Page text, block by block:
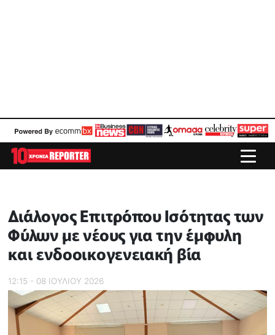
Διάλογος Επιτρόπου Ισότητας των
Φύλων με νέους για την έμφυλη
και ενδοοικογενειακή βία
12:15 - 08 ΙΟΥΛΙΟΥ 2026